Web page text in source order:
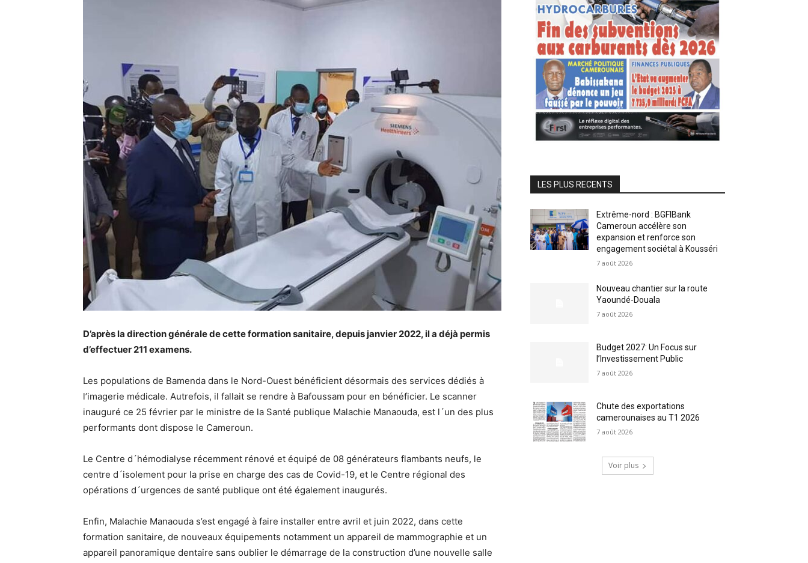
D’après la direction générale de cette formation sanitaire, depuis janvier 2022, il a déjà permis
d’effectuer 211 examens.
Les populations de Bamenda dans le Nord-Ouest bénéficient désormais des services dédiés à
l’imagerie médicale. Autrefois, il fallait se rendre à Bafoussam pour en bénéficier. Le scanner
inauguré ce 25 février par le ministre de la Santé publique Malachie Manaouda, est l´un des plus
performants dont dispose le Cameroun.
Le Centre d´hémodialyse récemment rénové et équipé de 08 générateurs flambants neufs, le
centre d´isolement pour la prise en charge des cas de Covid-19, et le Centre régional des
opérations d´urgences de santé publique ont été également inaugurés.
Enfin, Malachie Manaouda s’est engagé à faire installer entre avril et juin 2022, dans cette
formation sanitaire, de nouveaux équipements notamment un appareil de mammographie et un
appareil panoramique dentaire sans oublier le démarrage de la construction d’une nouvelle salle
LES PLUS RECENTS
Extrême-nord : BGFIBank
Cameroun accélère son
expansion et renforce son
engagement sociétal à Kousséri
7 août 2026
Nouveau chantier sur la route
Yaoundé-Douala
7 août 2026
Budget 2027: Un Focus sur
l’Investissement Public
7 août 2026
Chute des exportations
camerounaises au T1 2026
7 août 2026
Voir plus